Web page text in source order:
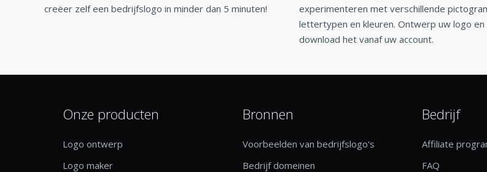
creëer zelf een bedrijfslogo in minder dan 5 minuten!
experimenteren met verschillende
lettertypen en kleuren. Ontwerp uw logo en
download het vanaf uw account.
Onze producten
Logo ontwerp
Logo maker
Bronnen
Voorbeelden van bedrijfslogo's
Bedrijf domeinen
Bedrijf
Affiliate
FAQ